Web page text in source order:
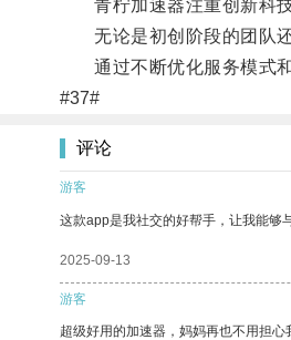
青柠加速器注重创新科技
无论是初创阶段的团队还
通过不断优化服务模式和
#37#
评论
游客
这款app是我社交的好帮手，让我能够
2025-09-13
游客
超级好用的加速器，妈妈再也不用担心